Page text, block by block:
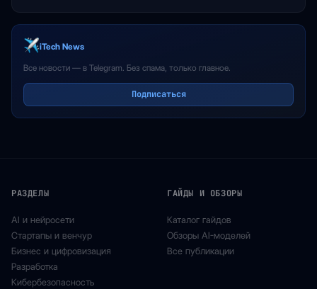
iTech News
Все новости — в Telegram. Без спама, только главное.
Подписаться
РАЗДЕЛЫ
AI и нейросети
Стартапы и венчур
Бизнес и цифровизация
Разработка
Кибербезопасность
ГАЙДЫ И ОБЗОРЫ
Каталог гайдов
Обзоры AI-моделей
Все публикации